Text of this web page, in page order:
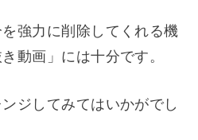
強力に削除してくれる機
動画」には十分です。
ジしてみてはいかがでし